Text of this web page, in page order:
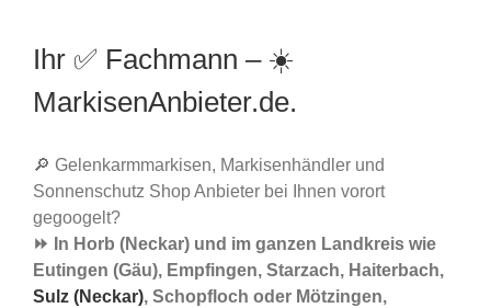
Ihr ✅ Fachmann – ☀️
MarkisenAnbieter.de.
🔎 Gelenkarmmarkisen, Markisenhändler und
Sonnenschutz Shop Anbieter bei Ihnen vorort
gegoogelt?
⏩ In Horb (Neckar) und im ganzen Landkreis wie
Eutingen (Gäu), Empfingen, Starzach, Haiterbach,
Sulz (Neckar), Schopfloch oder Mötzingen,